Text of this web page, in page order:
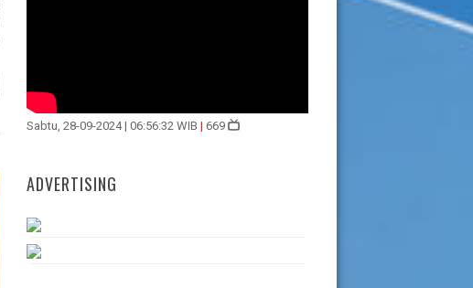
Sabtu, 28-09-2024 | 06:56:32 WIB |669
ADVERTISING